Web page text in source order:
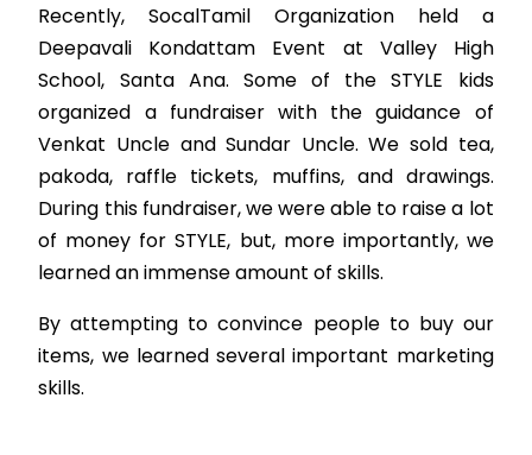
Recently, SocalTamil Organization held a
Deepavali Kondattam Event at Valley High
School, Santa Ana. Some of the STYLE kids
organized a fundraiser with the guidance of
Venkat Uncle and Sundar Uncle. We sold tea,
pakoda, raffle tickets, muffins, and drawings.
During this fundraiser, we were able to raise a lot
of money for STYLE, but, more importantly, we
learned an immense amount of skills.
By attempting to convince people to buy our
items, we learned several important marketing
skills.